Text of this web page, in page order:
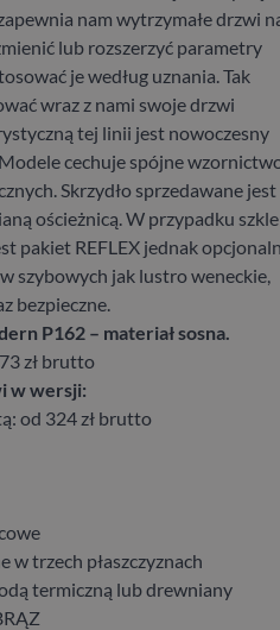
nam wytrzymałe drzwi
lub rozszerzyć parametry
je według uznania. Tak
wraz z nami swoje drzwi
tej linii jest nowoczesny
cechuje spójne
Skrzydło sprzedawane jest
ościeżnicą. W przypadku
pakiet REFLEX jednak
szybowych jak lustro weneckie,
bezpieczne.
P162 – materiał sosna.
zł brutto
w wersji:
od 324 zł brutto
w trzech płaszczyznach
termiczną lub drewniany